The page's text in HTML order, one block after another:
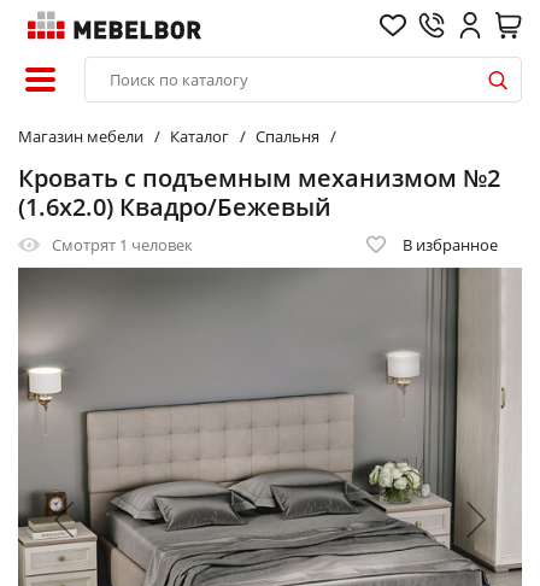
Магазин мебели Каталог Спальня
Кровать с подъемным механизмом №2
(1.6х2.0) Квадро/Бежевый
Смотрят 1 человек В избранное